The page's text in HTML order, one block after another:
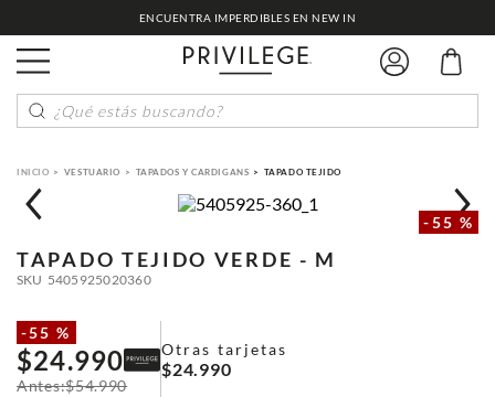
ENCUENTRA IMPERDIBLES EN NEW IN
¿Qué estás buscando?
VESTUARIO TAPADOS Y CARDIGANS TAPADO TEJIDO
-55 %
TAPADO TEJIDO VERDE - M
SKU 5405925020360
-55 %
$24.990
$54.990
Otras tarjetas
$24.990